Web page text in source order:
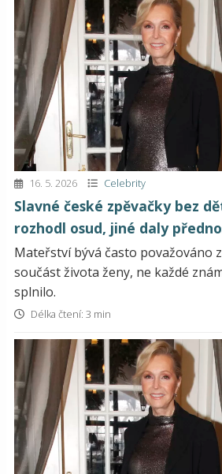
16. 5. 2026 Celebrity
Slavné české zpěvačky bez
rozhodl osud, jiné daly
Mateřství bývá často považováno
součást života ženy, ne každé
splnilo.
Délka čtení: 3 min